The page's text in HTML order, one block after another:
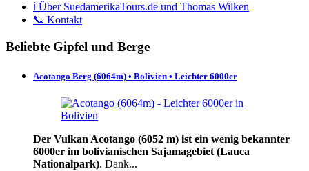
ℹ️ Über SuedamerikaTours.de und Thomas Wilken
📞 Kontakt
Beliebte Gipfel und Berge
Acotango Berg (6064m) • Bolivien • Leichter 6000er
Der Vulkan Acotango (6052 m) ist ein wenig bekannter
6000er im bolivianischen Sajamagebiet (Lauca
Nationalpark). Dank...